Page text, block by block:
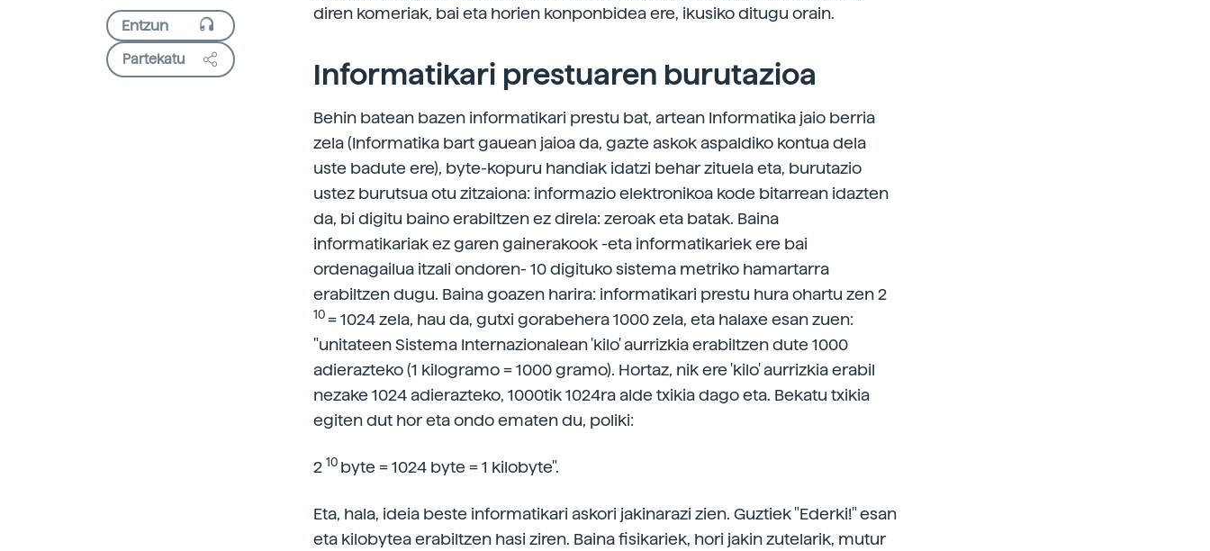
Partekatu
diren komeriak, bai eta horien konponbidea ere, ikusiko ditugu orain.
Informatikari prestuaren burutazioa
Behin batean bazen informatikari prestu bat, artean Informatika jaio berria
zela (Informatika bart gauean jaioa da, gazte askok aspaldiko kontua dela
uste badute ere), byte-kopuru handiak idatzi behar zituela eta, burutazio
ustez burutsua otu zitzaiona: informazio elektronikoa kode bitarrean idazten
da, bi digitu baino erabiltzen ez direla: zeroak eta batak. Baina
informatikariak ez garen gainerakook -eta informatikariek ere bai
ordenagailua itzali ondoren- 10 digituko sistema metriko hamartarra
erabiltzen dugu. Baina goazen harira: informatikari prestu hura ohartu zen 2
10= 1024 zela, hau da, gutxi gorabehera 1000 zela, eta halaxe esan zuen:
"unitateen Sistema Internazionalean 'kilo' aurrizkia erabiltzen dute 1000
adierazteko (1 kilogramo = 1000 gramo). Hortaz, nik ere 'kilo' aurrizkia erabil
nezake 1024 adierazteko, 1000tik 1024ra alde txikia dago eta. Bekatu txikia
egiten dut hor eta ondo ematen du, poliki:
2 10 byte = 1024 byte = 1 kilobyte".
Eta, hala, ideia beste informatikari askori jakinarazi zien. Guztiek "Ederki!" esan
eta kilobytea erabiltzen hasi ziren. Baina fisikariek, hori jakin zutelarik, mutur